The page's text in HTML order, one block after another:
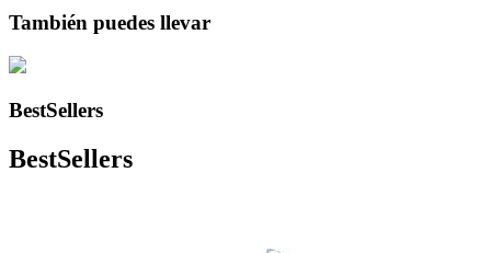
También puedes llevar
BestSellers
BestSellers